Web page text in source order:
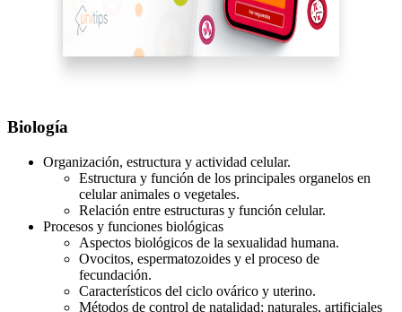
Biología
Organización, estructura y actividad celular.
Estructura y función de los principales organelos en
celular animales o vegetales.
Relación entre estructuras y función celular.
Procesos y funciones biológicas
Aspectos biológicos de la sexualidad humana.
Ovocitos, espermatozoides y el proceso de
fecundación.
Característicos del ciclo ovárico y uterino.
Métodos de control de natalidad: naturales, artificiales